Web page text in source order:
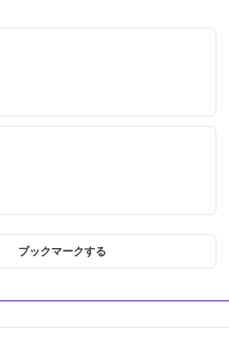
ブックマークする